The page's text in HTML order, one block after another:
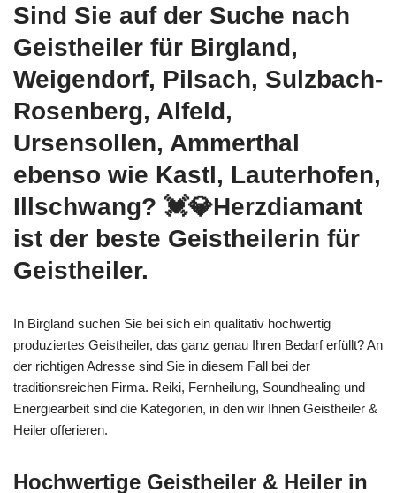
Sind Sie auf der Suche nach
Geistheiler für Birgland,
Weigendorf, Pilsach, Sulzbach-
Rosenberg, Alfeld,
Ursensollen, Ammerthal
ebenso wie Kastl, Lauterhofen,
Illschwang? 💓️💎Herzdiamant
ist der beste Geistheilerin für
Geistheiler.
In Birgland suchen Sie bei sich ein qualitativ hochwertig
produziertes Geistheiler, das ganz genau Ihren Bedarf erfüllt? An
der richtigen Adresse sind Sie in diesem Fall bei der
traditionsreichen Firma. Reiki, Fernheilung, Soundhealing und
Energiearbeit sind die Kategorien, in den wir Ihnen Geistheiler &
Heiler offerieren.
Hochwertige Geistheiler & Heiler in